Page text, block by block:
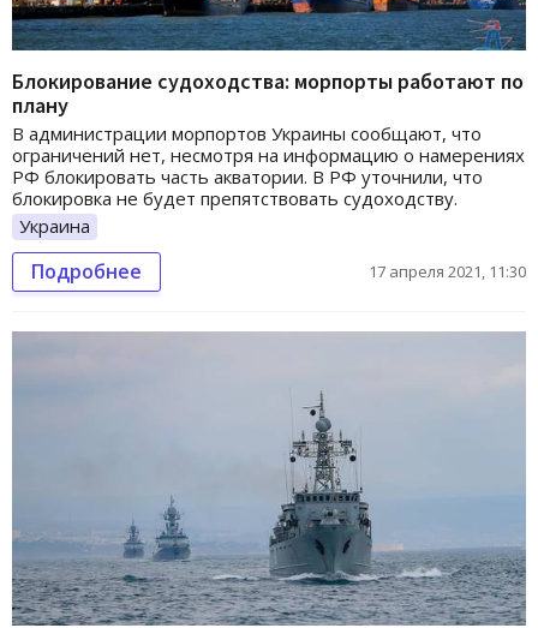
Блокирование судоходства: морпорты работают по
плану
В администрации морпортов Украины сообщают, что
ограничений нет, несмотря на информацию о намерениях
РФ блокировать часть акватории. В РФ уточнили, что
блокировка не будет препятствовать судоходству.
Украина
Подробнее 17 апреля 2021, 11:30